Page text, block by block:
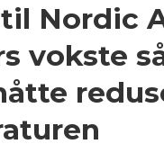
Nordic
vokste